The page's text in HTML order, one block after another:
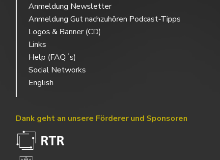
Anmeldung Newsletter
Anmeldung Gut nachzuhören Podcast-Tipps
Logos & Banner (CD)
Links
Help (FAQ´s)
Social Networks
English
Dank geht an unsere Förderer und Sponsoren